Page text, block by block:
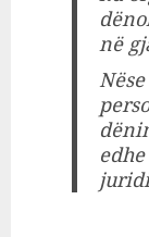
në